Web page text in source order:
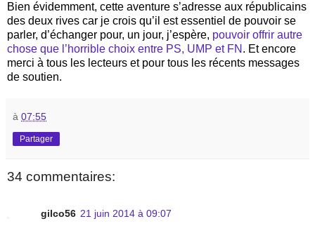
Bien évidemment, cette aventure s’adresse aux républicains
des deux rives car je crois qu’il est essentiel de pouvoir se
parler, d’échanger pour, un jour, j’espère, pouvoir offrir autre
chose que l’horrible choix entre PS, UMP et FN . Et encore
merci à tous les lecteurs et pour tous les récents messages
de soutien.
à 07:55
Partager
34 commentaires:
gilco56 21 juin 2014 à 09:07